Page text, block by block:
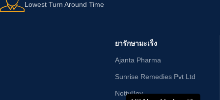
Lowest Turn Around Time
ยารักษามะเร็ง
Ajanta Pharma
Sunrise Remedies Pvt Ltd
NottyBoy